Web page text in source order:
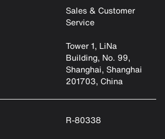
Sales & Customer
Service
Tower 1, LiNa
Building, No. 99,
Shanghai, Shanghai
201703, China
R-80338